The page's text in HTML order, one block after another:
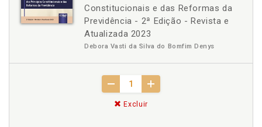
Constitucionais e das Reformas da
Previdência - 2ª Edição - Revista e
Atualizada 2023
Debora Vasti da Silva do Bomfim Denys
Excluir